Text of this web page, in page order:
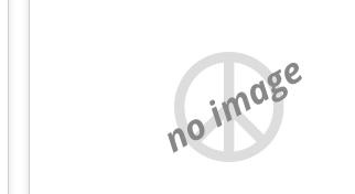
no image